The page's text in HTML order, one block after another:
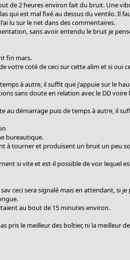
de 2 heures environ fait du bruit. Une
qui est mal fixé au dessus du ventilo. Il
lu sur le net dans des commentaires.
sans avoir entendu le bruit je
fin mars.
votre coté de ceci sur cette alim et si oui
à autre, il suffit que j'appuie sur le
sans doute en relation avec le DD
au démarrage puis de temps à autre, il
bureautique.
à tourner et produisent un bruit un peu
si vite et est-il possible de voir lequel
ceci sera signalé mais en attendant, si
au bout de 15 minutes environ.
pris le meilleur des boîtier, ni la meilleur